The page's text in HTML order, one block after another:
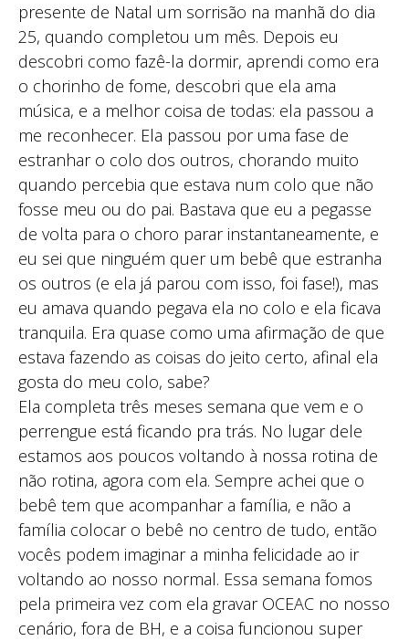
presente de Natal um sorrisão na manhã do dia
25, quando completou um mês. Depois eu
descobri como fazê-la dormir, aprendi como era
o chorinho de fome, descobri que ela ama
música, e a melhor coisa de todas: ela passou a
me reconhecer. Ela passou por uma fase de
estranhar o colo dos outros, chorando muito
quando percebia que estava num colo que não
fosse meu ou do pai. Bastava que eu a pegasse
de volta para o choro parar instantaneamente, e
eu sei que ninguém quer um bebê que estranha
os outros (e ela já parou com isso, foi fase!), mas
eu amava quando pegava ela no colo e ela ficava
tranquila. Era quase como uma afirmação de que
estava fazendo as coisas do jeito certo, afinal ela
gosta do meu colo, sabe?
Ela completa três meses semana que vem e o
perrengue está ficando pra trás. No lugar dele
estamos aos poucos voltando à nossa rotina de
não rotina, agora com ela. Sempre achei que o
bebê tem que acompanhar a família, e não a
família colocar o bebê no centro de tudo, então
vocês podem imaginar a minha felicidade ao ir
voltando ao nosso normal. Essa semana fomos
pela primeira vez com ela gravar OCEAC no nosso
cenário, fora de BH, e a coisa funcionou super